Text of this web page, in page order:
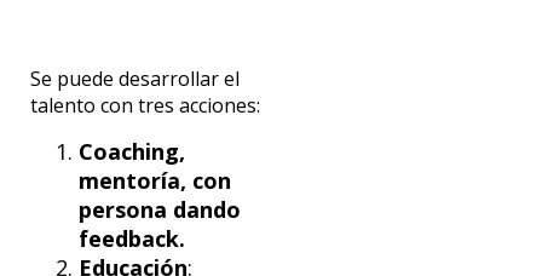
Se puede desarrollar el
talento con tres acciones:
Coaching,
mentoría, con
persona dando
feedback.
Educación: